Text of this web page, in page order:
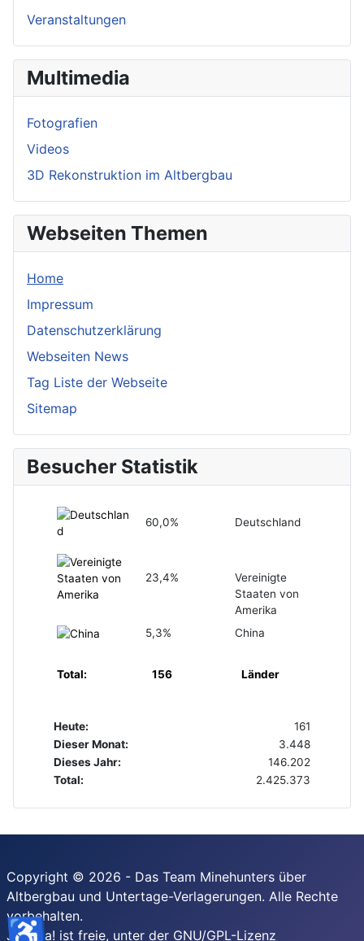
Veranstaltungen
Multimedia
Fotografien
Videos
3D Rekonstruktion im Altbergbau
Webseiten Themen
Home
Impressum
Datenschutzerklärung
Webseiten News
Tag Liste der Webseite
Sitemap
Besucher Statistik
60,0% Deutschland
23,4%
Vereinigte
Staaten von
Amerika
5,3%
China
Total: 156 Länder
Heute:
161
Dieser Monat:
3.448
Dieses Jahr:
146.202
Total:
2.425.373
Copyright © 2026 - Das Team Minehunters über
Altbergbau und Untertage-Verlagerungen. Alle Rechte
vorbehalten.
Joomla! ist freie, unter der GNU/GPL-Lizenz